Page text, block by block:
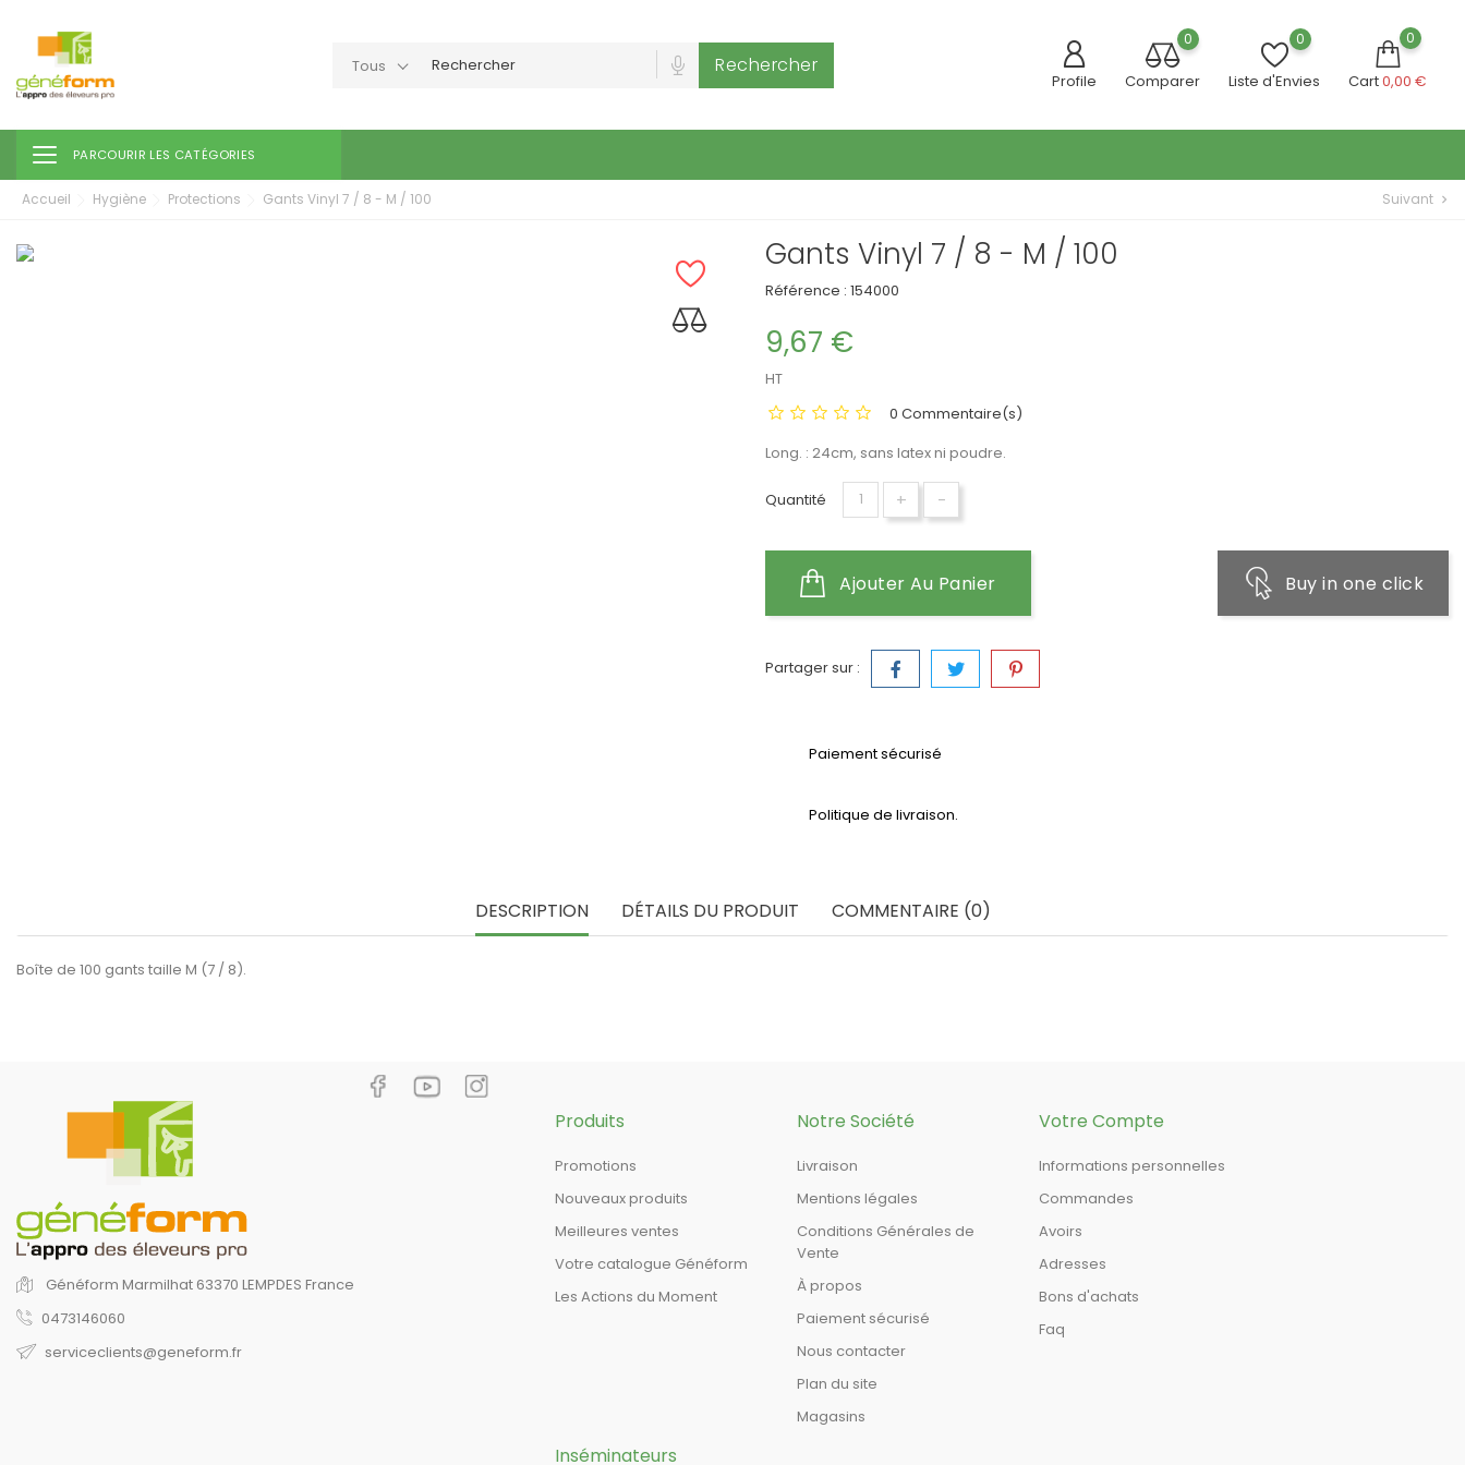
Tous Rechercher
Profile
0
Comparer
0
Liste d'Envies
0
Cart0,00 €
Toggle navigation
PARCOURIR LES CATÉGORIES
Accueil Hygiène Protections Gants Vinyl 7 / 8 - M / 100 Suivant chevron_right
Gants Vinyl 7 / 8 - M / 100
Référence : 154000
9,67 €
HT
0 Commentaire(s)
Long. : 24cm, sans latex ni poudre.
Quantité + -
Ajouter Au Panier Buy in one click
Partager sur :
Paiement sécurisé
Politique de livraison.
DESCRIPTION DÉTAILS DU PRODUIT COMMENTAIRE (0)
Boîte de 100 gants taille M (7 / 8).
Généform Marmilhat 63370 LEMPDES France
0473146060
serviceclients@geneform.fr
Produits
Promotions
Nouveaux produits
Meilleures ventes
Votre catalogue Généform
Les Actions du Moment
Notre Société
Livraison
Mentions légales
Conditions Générales de
Vente
À propos
Paiement sécurisé
Nous contacter
Plan du site
Magasins
Inséminateurs
Votre Compte
Informations personnelles
Commandes
Avoirs
Adresses
Bons d'achats
Faq